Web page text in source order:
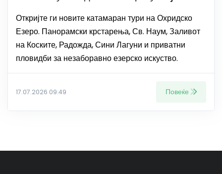
Откријте ги новите катамаран тури на Охридско
Езеро. Панорамски крстарења, Св. Наум, Заливот
на Коските, Радожда, Сини Лагуни и приватни
пловидби за незаборавно езерско искуство.
17.07.2026 09:49 Повеќе